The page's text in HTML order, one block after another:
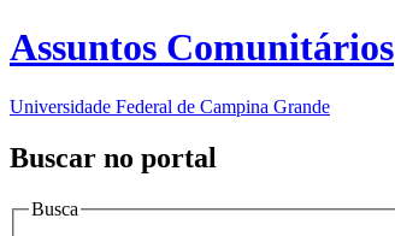
Assuntos Comunitários
Universidade Federal de Campina Grande
Buscar no portal
Busca